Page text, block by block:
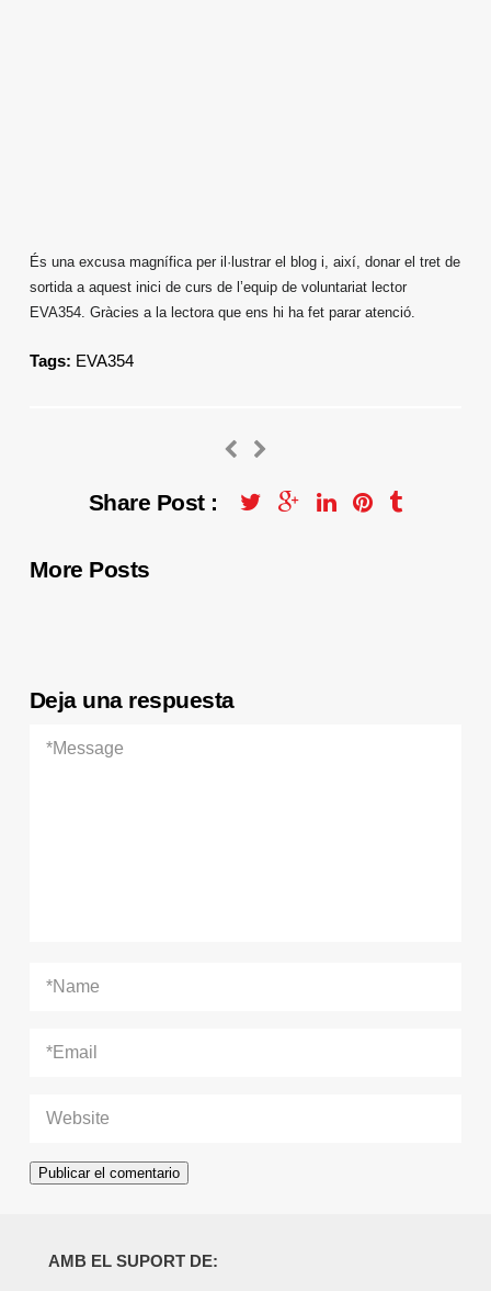
És una excusa magnífica per il·lustrar el blog i, així, donar el tret de
sortida a aquest inici de curs de l’equip de voluntariat lector
EVA354. Gràcies a la lectora que ens hi ha fet parar atenció.
Tags: EVA354
Share Post :
More Posts
Deja una respuesta
AMB EL SUPORT DE: